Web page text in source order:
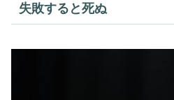
失敗すると死ぬ